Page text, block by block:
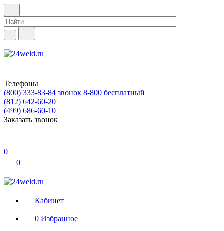
Телефоны
(800) 333-83-84 звонок 8-800 бесплатный
(812) 642-60-20
(499) 686-60-10
Заказать звонок
0
0
Кабинет
0 Избранное